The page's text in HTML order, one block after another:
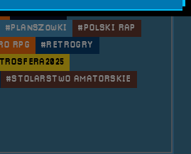
#PEGAZUS
#PLANSZÓWKI
#POLSKI RAP
RPG
#RETROGRY
#STOLARSTWO AMATORSKIE
RetroSfera Crew